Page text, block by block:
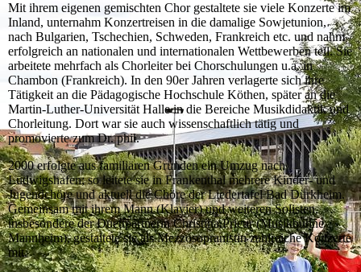
Mit ihrem eigenen gemischten Chor gestaltete sie viele Konzerte im
Inland, unternahm Konzertreisen in die damalige Sowjetunion,
nach Bulgarien, Tschechien, Schweden, Frankreich etc. und nahm
erfolgreich an nationalen und internationalen Wettbewerben teil. Sie
arbeitete mehrfach als Chorleiter bei Chorschulungen u.a. in
Chambon (Frankreich). In den 90er Jahren verlagerte sich ihre
Tätigkeit an die Pädagogische Hochschule Köthen, später an die
Martin-Luther-Universität Halle in die Bereiche Musikdidaktik und
Chorleitung. Dort war sie auch wissenschaftlich tätig und
promovierte zum Dr. phil.
2000 erfolgte aus familiären Gründen ein Umzug nach
Ludwigshafen; so leitete sie in Frankenthal mehrere Kinder- und
Jugendchöre und aktuell die Chöre der Liedertafel Bad Dürkheim.
Gemeinsam mit ihrem Mann (Klavier) und weiteren Solisten,
insbesondere der Duettpartnerin Christina Prieur (Musikbühne
Mannheim), gestaltete sie als Mezzosopranistin zahlreiche Konzerte
mit.